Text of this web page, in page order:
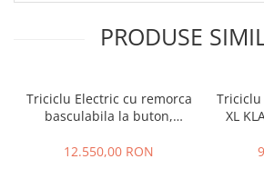
PRODUSE
Triciclu Electric cu remorca
basculabila la buton,
XL-KLASS 4 HIDRAULIC, CIV
12.550,00 RON
Triciclu
XL
XL-